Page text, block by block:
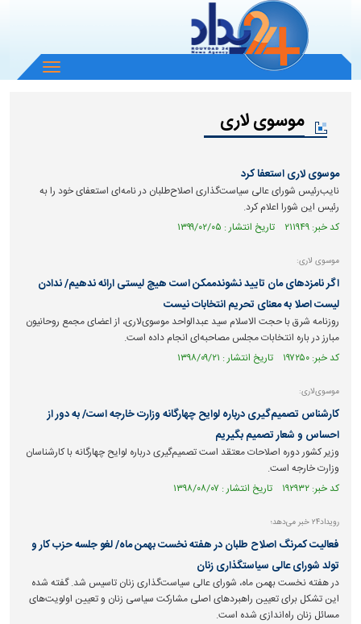
باز
و
موسوی لاری
موسوی لاری استعفا کرد
نایب‌رئیس شورای عالی سیاست‌گذاری اصلاح‌طلبان در نامه‌ای استعفای خود را به
رئیس این شورا اعلام کرد.
کد خبر: ۲۱۱۹۴۹ تاریخ انتشار : ۱۳۹۹/۰۲/۰۵
موسوی لاری:
اگر نامزد‌های مان تایید نشوندممکن است هیچ لیستی ارائه ندهیم/ ندادن
لیست اصلا به معنای تحریم انتخابات نیست
روزنامه شرق با حجت الاسلام سید عبدالواحد موسوی‌لاری، از اعضای مجمع روحانیون
مبارز در باره انتخابات مجلس مصاحبه‌ای انجام داده است.
کد خبر: ۱۹۷۲۵۰ تاریخ انتشار : ۱۳۹۸/۰۹/۲۱
موسوی‌لاری:
کارشناس تصمیم‌گیری درباره لوایح چهارگانه وزارت خارجه است/ به دور از
احساس و شعار تصمیم بگیریم
وزیر کشور دوره اصلاحات معتقد است تصمیم‌گیری درباره لوایح چهارگانه با کارشناسان
وزارت خارجه است.
کد خبر: ۱۹۲۹۳۲ تاریخ انتشار : ۱۳۹۸/۰۸/۰۷
رویداد۲۴ خبر می‌دهد؛
فعالیت کمرنگ اصلاح ‌طلبان در هفته نخست بهمن ماه/ لغو جلسه حزب کار و
تولد شورای عالی سیاستگذاری زنان
در هفته نخست بهمن ماه، شورای عالی سیاست‌گذاری زنان تاسیس شد. گفته شده
این تشکل برای تعیین راهبرد‌های اصلی مشارکت سیاسی زنان و تعیین اولویت‌های
مسائل زنان راه‌اندازی شده است.